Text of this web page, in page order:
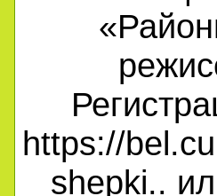
https://
shepki..